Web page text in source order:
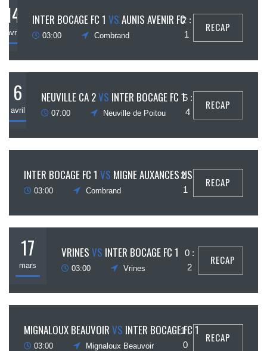
14
avril
INTER BOCAGE FC 1 VS AUNIS AVENIR FC
03:00 Combrand
2 :
1
RECAP
6
avril
NEUVILLE CA 2VS INTER BOCAGE FC 1
07:00 Neuville de Poitou
5 :
4
RECAP
INTER BOCAGE FC 1 VS MIGNE AUXANCES US
03:00 Combrand
2 :
1
RECAP
17
mars
VRINES VS INTER BOCAGE FC 1
03:00 Vrines
0 :
2
RECAP
MIGNALOUX BEAUVOIR VS INTER BOCAGE FC 1
03:00 Mignaloux Beauvoir
1 :
0
RECAP